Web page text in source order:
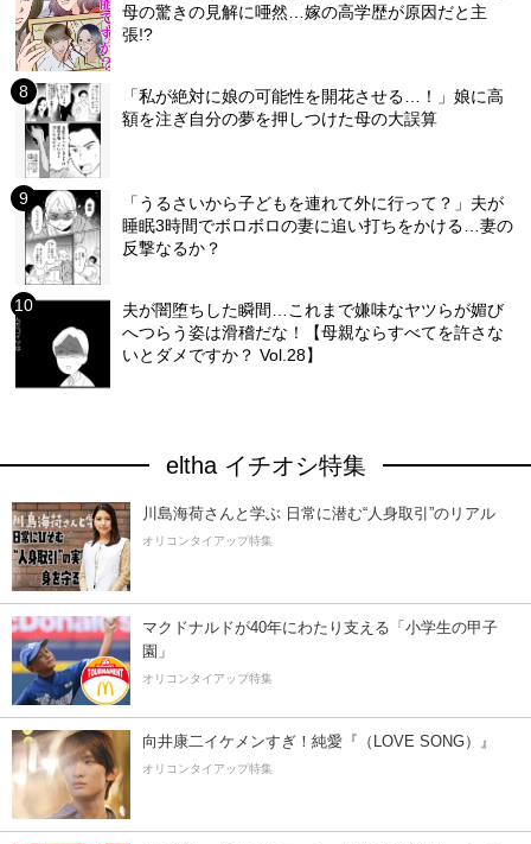
母の驚きの見解に唖然…嫁の高学歴が原因だと主
張!?
「私が絶対に娘の可能性を開花させる…！」娘に高
額を注ぎ自分の夢を押しつけた母の大誤算
「うるさいから子どもを連れて外に行って？」夫が
睡眠3時間でボロボロの妻に追い打ちをかける…妻の
反撃なるか？
夫が闇堕ちした瞬間…これまで嫌味なヤツらが媚び
へつらう姿は滑稽だな！【母親ならすべてを許さな
いとダメですか？ Vol.28】
eltha イチオシ特集
川島海荷さんと学ぶ 日常に潜む“人身取引”のリアル
オリコンタイアップ特集
マクドナルドが40年にわたり支える「小学生の甲子
園」
オリコンタイアップ特集
向井康二イケメンすぎ！純愛『（LOVE SONG）』
オリコンタイアップ特集